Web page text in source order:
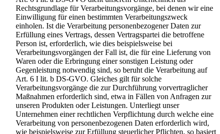
Rechtsgrundlage für Verarbeitungsvorgänge, bei denen wir eine
Einwilligung für einen bestimmten Verarbeitungszweck
einholen. Ist die Verarbeitung personenbezogener Daten zur
Erfüllung eines Vertrags, dessen Vertragspartei die betroffene
Person ist, erforderlich, wie dies beispielsweise bei
Verarbeitungsvorgängen der Fall ist, die für eine Lieferung von
Waren oder die Erbringung einer sonstigen Leistung oder
Gegenleistung notwendig sind, so beruht die Verarbeitung auf
Art. 6 I lit. b DS-GVO. Gleiches gilt für solche
Verarbeitungsvorgänge die zur Durchführung vorvertraglicher
Maßnahmen erforderlich sind, etwa in Fällen von Anfragen zur
unseren Produkten oder Leistungen. Unterliegt unser
Unternehmen einer rechtlichen Verpflichtung durch welche eine
Verarbeitung von personenbezogenen Daten erforderlich wird,
wie beispielsweise zur Erfüllung steuerlicher Pflichten, so basiert